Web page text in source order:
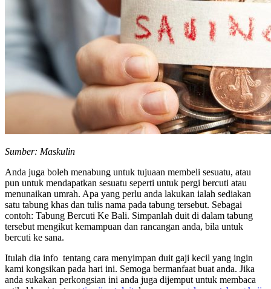
Sumber: Maskulin
Anda juga boleh menabung untuk tujuaan membeli sesuatu, atau
pun untuk mendapatkan sesuatu seperti untuk pergi bercuti atau
menunaikan umrah. Apa yang perlu anda lakukan ialah sediakan
satu tabung khas dan tulis nama pada tabung tersebut. Sebagai
contoh: Tabung Bercuti Ke Bali. Simpanlah duit di dalam tabung
tersebut mengikut kemampuan dan rancangan anda, bila untuk
bercuti ke sana.
Itulah dia info tentang cara menyimpan duit gaji kecil yang ingin
kami kongsikan pada hari ini. Semoga bermanfaat buat anda. Jika
anda sukakan perkongsian ini anda juga dijemput untuk membaca